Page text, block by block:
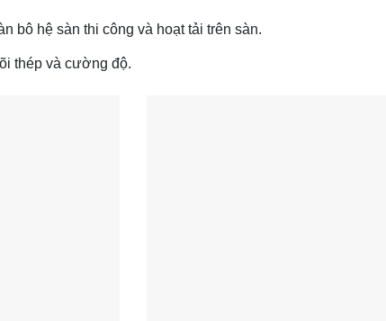
bô hệ sàn thi công và hoạt tải trên sàn.
thép và cường độ.